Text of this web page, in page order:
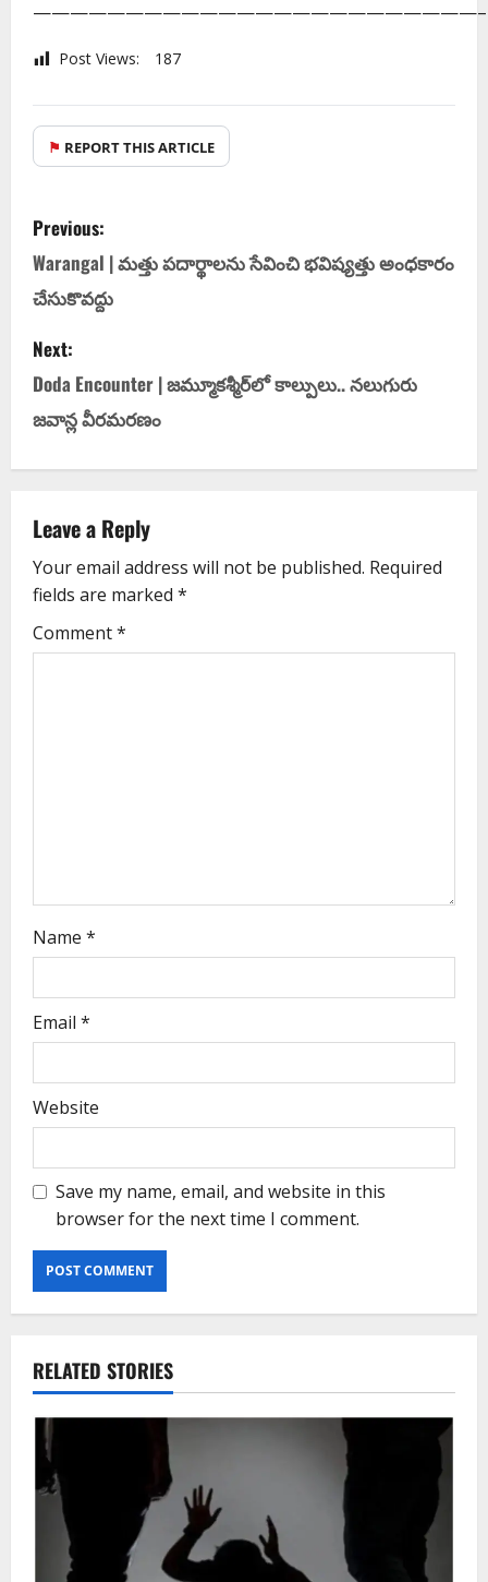
————————————————————————–
Post Views: 187
⚑ REPORT THIS ARTICLE
Previous:
Warangal | మత్తు పదార్థాలను సేవించి భవిష్యత్తు అంధకారం
చేసుకొవద్దు
Next:
Doda Encounter | జ‌మ్మూక‌శ్మీర్‌లో కాల్పులు.. న‌లుగురు
జ‌వాన్ల వీర‌మ‌ర‌ణం
Leave a Reply
Your email address will not be published. Required
fields are marked *
Comment*
Name *
Email *
Website
Save my name, email, and website in this
browser for the next time I comment.
RELATED STORIES